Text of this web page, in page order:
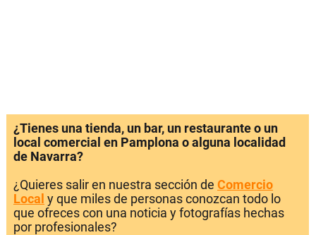
¿Tienes una tienda, un bar, un restaurante o un
local comercial en Pamplona o alguna localidad
de Navarra?
¿Quieres salir en nuestra sección de Comercio
Local y que miles de personas conozcan todo lo
que ofreces con una noticia y fotografías hechas
por profesionales?